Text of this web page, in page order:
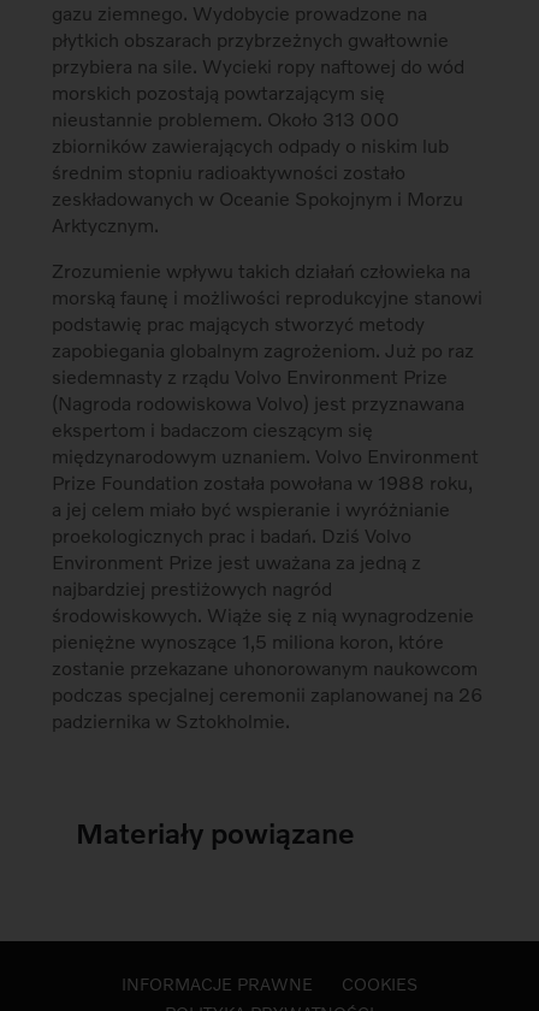
gazu ziemnego. Wydobycie prowadzone na
płytkich obszarach przybrzeżnych gwałtownie
przybiera na sile. Wycieki ropy naftowej do wód
morskich pozostają powtarzającym się
nieustannie problemem. Około 313 000
zbiorników zawierających odpady o niskim lub
średnim stopniu radioaktywności zostało
zeskładowanych w Oceanie Spokojnym i Morzu
Arktycznym.
Zrozumienie wpływu takich działań człowieka na
morską faunę i możliwości reprodukcyjne stanowi
podstawię prac mających stworzyć metody
zapobiegania globalnym zagrożeniom. Już po raz
siedemnasty z rządu Volvo Environment Prize
(Nagroda rodowiskowa Volvo) jest przyznawana
ekspertom i badaczom cieszącym się
międzynarodowym uznaniem. Volvo Environment
Prize Foundation została powołana w 1988 roku,
a jej celem miało być wspieranie i wyróżnianie
proekologicznych prac i badań. Dziś Volvo
Environment Prize jest uważana za jedną z
najbardziej prestiżowych nagród
środowiskowych. Wiąże się z nią wynagrodzenie
pieniężne wynoszące 1,5 miliona koron, które
zostanie przekazane uhonorowanym naukowcom
podczas specjalnej ceremonii zaplanowanej na 26
padziernika w Sztokholmie.
Materiały powiązane
INFORMACJE PRAWNE
COOKIES